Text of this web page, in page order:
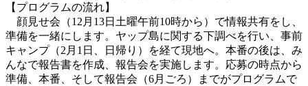
【プログラムの流れ】
顔見せ会（12月13日土曜午前10時から）で情報共有をし、
準備を一緒にします。ヤップ島に関する下調べを行い、事前
キャンプ（2月1日、日帰り）を経て現地へ。本番の後は、み
んなで報告書を作成、報告会を実施します。応募の時点から
準備、本番、そして報告会（6月ごろ）までがプログラムで